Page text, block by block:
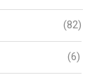
(82)
(6)